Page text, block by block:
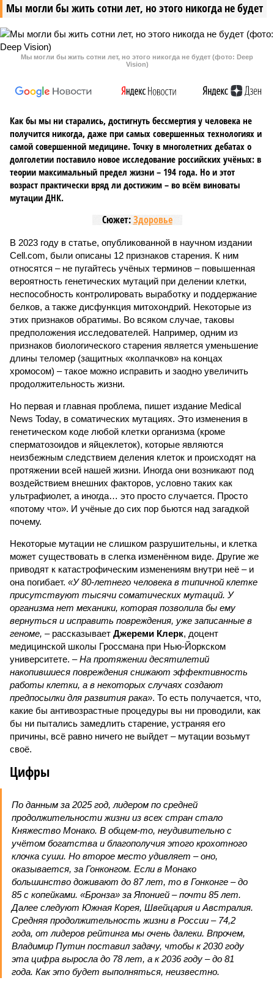
Мы могли бы жить сотни лет, но этого никогда не будет
Мы могли бы жить сотни лет, но этого никогда не будет (фото: Deep
Vision)
Как бы мы ни старались, достигнуть бессмертия у человека не
получится никогда, даже при самых совершенных технологиях и
самой совершенной медицине. Точку в многолетних дебатах о
долголетии поставило новое исследование российских учёных: в
теории максимальный предел жизни – 194 года. Но и этот
возраст практически вряд ли достижим – во всём виноваты
мутации ДНК.
Сюжет:Здоровье
В 2023 году в статье, опубликованной в научном издании
Cell.com, были описаны 12 признаков старения. К ним
относятся – не пугайтесь учёных терминов – повышенная
вероятность генетических мутаций при делении клетки,
неспособность контролировать выработку и поддержание
белков, а также дисфункция митохондрий. Некоторые из
этих признаков обратимы. Во всяком случае, таковы
предположения исследователей. Например, одним из
признаков биологического старения является уменьшение
длины теломер (защитных «колпачков» на концах
хромосом) – такое можно исправить и заодно увеличить
продолжительность жизни.
Но первая и главная проблема, пишет издание Medical
News Today, в соматических мутациях. Это изменения в
генетическом коде любой клетки организма (кроме
сперматозоидов и яйцеклеток), которые являются
неизбежным следствием деления клеток и происходят на
протяжении всей нашей жизни. Иногда они возникают под
воздействием внешних факторов, условно таких как
ультрафиолет, а иногда… это просто случается. Просто
«потому что». И учёные до сих пор бьются над загадкой
почему.
Некоторые мутации не слишком разрушительны, и клетка
может существовать в слегка изменённом виде. Другие же
приводят к катастрофическим изменениям внутри неё – и
она погибает. «У 80-летнего человека в типичной клетке
присутствуют тысячи соматических мутаций. У
организма нет механики, которая позволила бы ему
вернуться и исправить повреждения, уже записанные в
геноме, – рассказывает Джереми Клерк, доцент
медицинской школы Гроссмана при Нью-Йоркском
университете. – На протяжении десятилетий
накопившиеся повреждения снижают эффективность
работы клетки, а в некоторых случаях создают
предпосылки для развития рака». То есть получается, что,
какие бы антивозрастные процедуры вы ни проводили, как
бы ни пытались замедлить старение, устраняя его
причины, всё равно ничего не выйдет – мутации возьмут
своё.
Цифры
По данным за 2025 год, лидером по средней
продолжительности жизни из всех стран стало
Княжество Монако. В общем-то, неудивительно с
учётом богатства и благополучия этого крохотного
клочка суши. Но второе место удивляет – оно,
оказывается, за Гонконгом. Если в Монако
большинство доживают до 87 лет, то в Гонконге – до
85 с копейками. «Бронза» за Японией – почти 85 лет.
Далее следуют Южная Корея, Швейцария и Австралия.
Средняя продолжительность жизни в России – 74,2
года, от лидеров рейтинга мы очень далеки. Впрочем,
Владимир Путин поставил задачу, чтобы к 2030 году
эта цифра выросла до 78 лет, а к 2036 году – до 81
года. Как это будет выполняться, неизвестно.